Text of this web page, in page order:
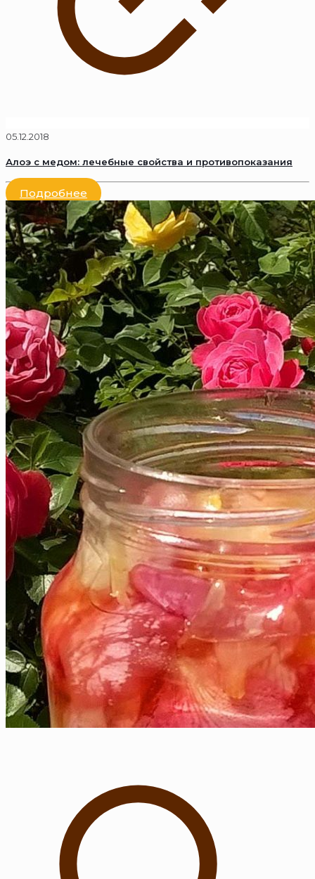
05.12.2018
Алоэ с медом: лечебные свойства и противопоказания
Подробнее